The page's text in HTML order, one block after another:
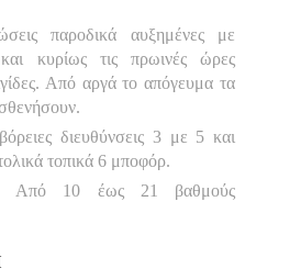
παροδικά αυξημένες με
κυρίως τις πρωινές ώρες
Από αργά το απόγευμα τα
διευθύνσεις 3 με 5 και
τοπικά 6 μποφόρ.
Από 10 έως 21 βαθμούς